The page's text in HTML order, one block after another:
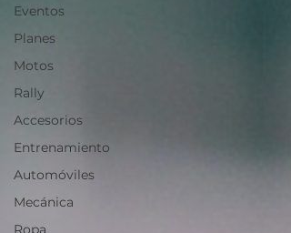
Eventos
Planes
Motos
Rally
Accesorios
Entrenamiento
Automóviles
Mecánica
Ropa